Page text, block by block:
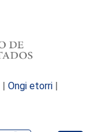
| Ongi etorri |